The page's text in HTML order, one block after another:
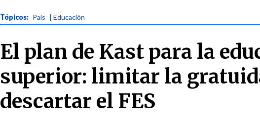
Tópicos: País | Educación
El plan de Kast para la
superior: limitar la
descartar el FES